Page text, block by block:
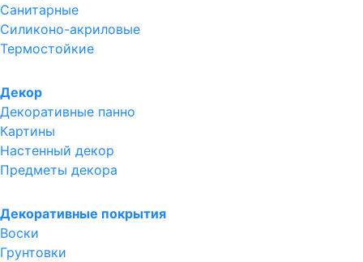
Санитарные
Силиконо-акриловые
Термостойкие
Декор
Декоративные панно
Картины
Настенный декор
Предметы декора
Декоративные покрытия
Воски
Грунтовки